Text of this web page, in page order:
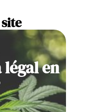
légal en